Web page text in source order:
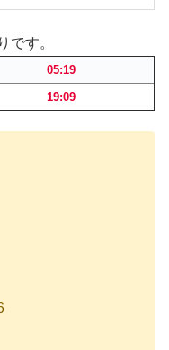
です。
05:19
19:09